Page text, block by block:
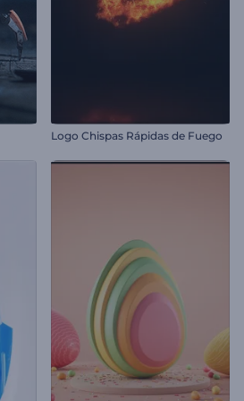
Logo Chispas Rápidas de Fuego